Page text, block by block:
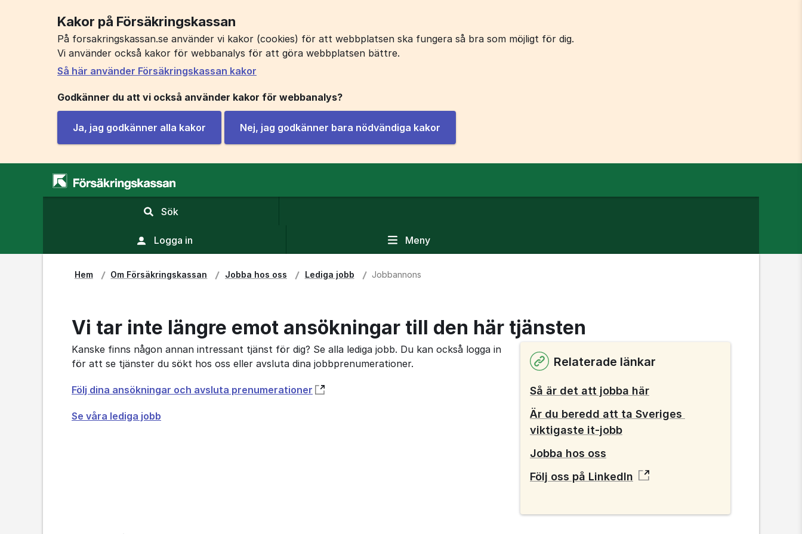
Kakor på Försäkringskassan
På forsakringskassan.se använder vi kakor (cookies) för att webbplatsen ska fungera så bra som möjligt för dig.
Vi använder också kakor för webbanalys för att göra webbplatsen bättre.
Så här använder Försäkringskassan kakor
Godkänner du att vi också använder kakor för webbanalys?
Ja, jag godkänner alla kakor Nej, jag godkänner bara nödvändiga kakor
Sök,
sökfält
Logga in Meny
Hem Om Försäkringskassan Jobba hos oss Lediga jobb Jobbannons
Vi tar inte längre emot ansökningar till den här tjänsten
Kanske finns någon annan intressant tjänst för dig? Se alla lediga jobb. Du kan också logga in
för att se tjänster du sökt hos oss eller avsluta dina jobbprenumerationer.
Följ dina ansökningar och avsluta prenumerationer
Öppnas
nytt
Se våra lediga jobb
Relaterade länkar
Så är det att jobba här
Är du beredd att ta Sveriges
viktigaste it-jobb
Jobba hos oss
Följ oss på LinkedIn